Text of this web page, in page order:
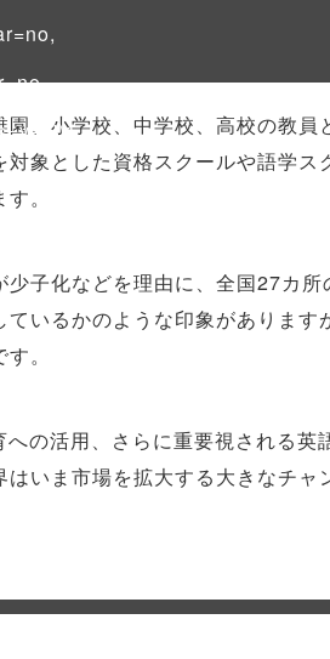
シェア
、小学校、中学校、高校の教員
象とした資格スクールや語学ス
。
子化などを理由に、全国27カ
いるかのような印象がありま
。
の活用、さらに重要視される
いま市場を拡大する大きなチャ